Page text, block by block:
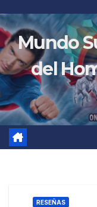
Mundo
del
RESEÑAS